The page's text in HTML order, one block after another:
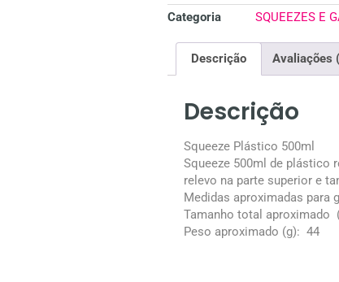
Categoria
SQUEEZES E
Descrição Avaliações
Descrição
Squeeze Plástico 500ml
Squeeze 500ml de plástico
relevo na parte superior e
Medidas aproximadas para
Tamanho total aproximado
Peso aproximado (g): 44